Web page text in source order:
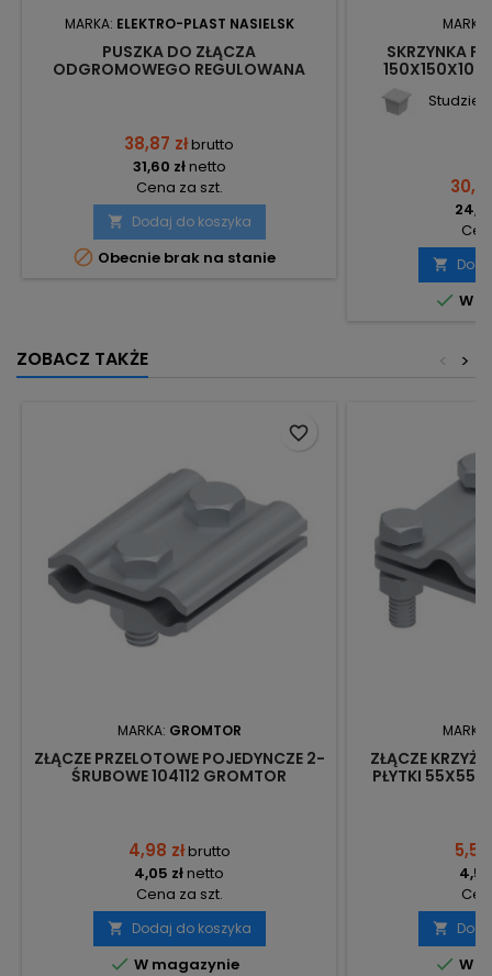
MARKA: ELEKTRO-PLAST NASIELSK
PUSZKA DO ZŁĄCZA
ODGROMOWEGO REGULOWANA
38,87 złbrutto
31,60 złnetto
Cena za szt.
 Dodaj do koszyka
 Obecnie brak na stanie
SKRZYNKA
150X150X100

 W
ZOBACZ TAKŻE >
<
MARKA: GROMTOR
ZŁĄCZE PRZELOTOWE POJEDYNCZE 2-
ŚRUBOWE 104112 GROMTOR
4,98 złbrutto
4,05 złnetto
Cena za szt.
 Dodaj do koszyka
 W magazynie
favorite_border
ZŁĄCZE
PŁYTKI
5,54

 W